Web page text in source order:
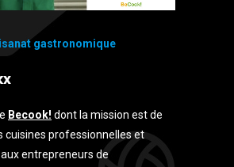
gastronomique
Becook! dont la mission est de
cuisines professionnelles et
entrepreneurs de